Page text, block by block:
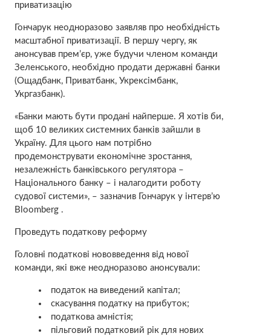
приватизацію
Гончарук неодноразово заявляв про необхідність
масштабної приватизації. В першу чергу, як
анонсував прем’єр, уже будучи членом команди
Зеленського, необхідно продати державні банки
(Ощадбанк, Приватбанк, Укрексімбанк,
Укргазбанк).
«Банки мають бути продані найперше. Я хотів би,
щоб 10 великих системних банків зайшли в
Україну. Для цього нам потрібно
продемонструвати економічне зростання,
незалежність банківського регулятора –
Національного банку – і налагодити роботу
судової системи», – зазначив Гончарук у інтерв’ю
Вloomberg .
Проведуть податкову реформу
Головні податкові нововведення від нової
команди, які вже неодноразово анонсували:
податок на виведений капітал;
скасування податку на прибуток;
податкова амністія;
пільговий податковий рік для нових